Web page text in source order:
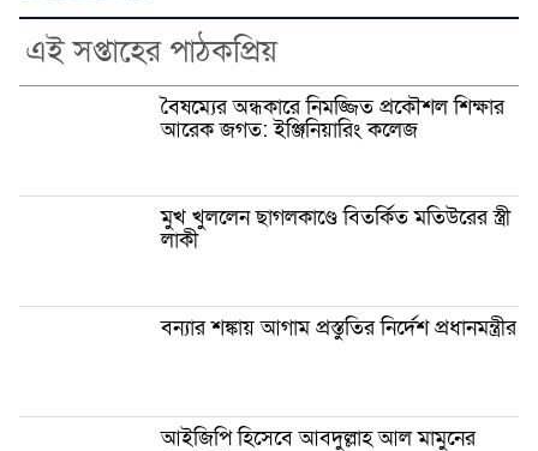
এই সপ্তাহের পাঠকপ্রিয়
বৈষম্যের অন্ধকারে নিমজ্জিত প্রকৌশল শিক্ষার
আরেক জগত: ইঞ্জিনিয়ারিং কলেজ
মুখ খুললেন ছাগলকাণ্ডে বিতর্কিত মতিউরের স্ত্রী
লাকী
বন্যার শঙ্কায় আগাম প্রস্তুতির নির্দেশ প্রধানমন্ত্রীর
আইজিপি হিসেবে আবদুল্লাহ আল মামুনের